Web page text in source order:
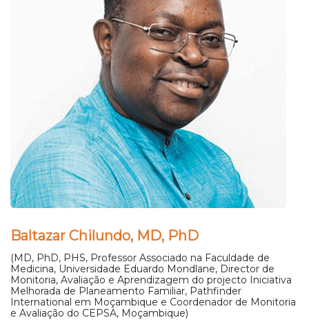
Baltazar Chilundo, MD, PhD
(MD, PhD, PHS, Professor Associado na Faculdade de
Medicina, Universidade Eduardo Mondlane, Director de
Monitoria, Avaliação e Aprendizagem do projecto Iniciativa
Melhorada de Planeamento Familiar, Pathfinder
International em Moçambique e Coordenador de Monitoria
e Avaliação do CEPSA, Moçambique)